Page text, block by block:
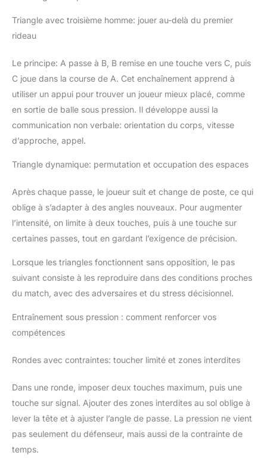
Triangle avec troisième homme: jouer au-delà du premier
rideau
Le principe: A passe à B, B remise en une touche vers C, puis
C joue dans la course de A. Cet enchaînement apprend à
utiliser un appui pour trouver un joueur mieux placé, comme
en sortie de balle sous pression. Il développe aussi la
communication non verbale: orientation du corps, vitesse
d’approche, appel.
Triangle dynamique: permutation et occupation des espaces
Après chaque passe, le joueur suit et change de poste, ce qui
oblige à s’adapter à des angles nouveaux. Pour augmenter
l’intensité, on limite à deux touches, puis à une touche sur
certaines passes, tout en gardant l’exigence de précision.
Lorsque les triangles fonctionnent sans opposition, le pas
suivant consiste à les reproduire dans des conditions proches
du match, avec des adversaires et du stress décisionnel.
Entraînement sous pression : comment renforcer vos
compétences
Rondes avec contraintes: toucher limité et zones interdites
Dans une ronde, imposer deux touches maximum, puis une
touche sur signal. Ajouter des zones interdites au sol oblige à
lever la tête et à ajuster l’angle de passe. La pression ne vient
pas seulement du défenseur, mais aussi de la contrainte de
temps.